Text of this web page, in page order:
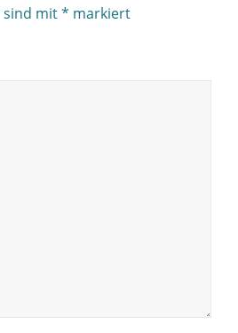
sind mit* markiert